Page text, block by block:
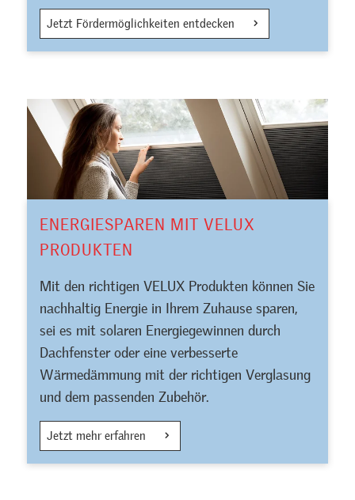
Jetzt Fördermöglichkeiten entdecken
ENERGIESPAREN MIT VELUX
PRODUKTEN
Mit den richtigen VELUX Produkten können Sie
nachhaltig Energie in Ihrem Zuhause sparen,
sei es mit solaren Energiegewinnen durch
Dachfenster oder eine verbesserte
Wärmedämmung mit der richtigen Verglasung
und dem passenden Zubehör.
Jetzt mehr erfahren